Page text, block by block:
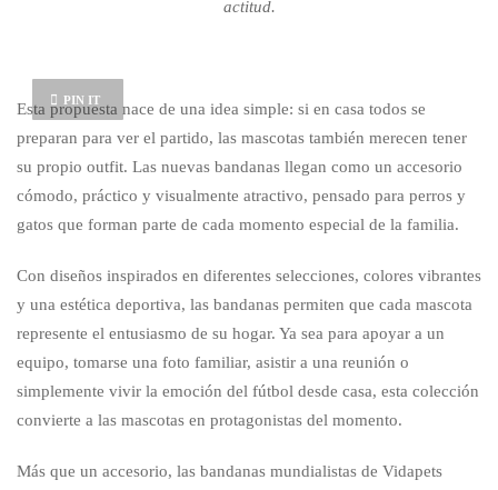
actitud.
PIN IT
Esta propuesta nace de una idea simple: si en casa todos se
preparan para ver el partido, las mascotas también merecen tener
su propio outfit. Las nuevas bandanas llegan como un accesorio
cómodo, práctico y visualmente atractivo, pensado para perros y
gatos que forman parte de cada momento especial de la familia.
Con diseños inspirados en diferentes selecciones, colores vibrantes
y una estética deportiva, las bandanas permiten que cada mascota
represente el entusiasmo de su hogar. Ya sea para apoyar a un
equipo, tomarse una foto familiar, asistir a una reunión o
simplemente vivir la emoción del fútbol desde casa, esta colección
convierte a las mascotas en protagonistas del momento.
Más que un accesorio, las bandanas mundialistas de Vidapets